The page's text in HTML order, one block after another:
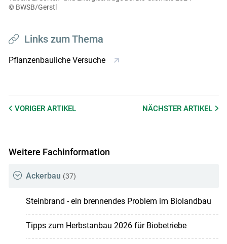
© BWSB/Gerstl
Links zum Thema
Pflanzenbauliche Versuche
VORIGER ARTIKEL NÄCHSTERARTIKEL
Weitere Fachinformation
Ackerbau (37)
Steinbrand - ein brennendes Problem im Biolandbau
Tipps zum Herbstanbau 2026 für Biobetriebe